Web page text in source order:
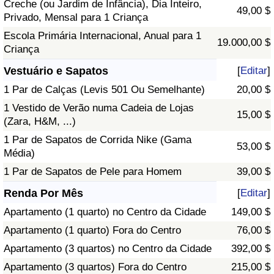
Creche (ou Jardim de Infância), Dia Inteiro,
Privado, Mensal para 1 Criança
49,00 $
Escola Primária Internacional, Anual para 1
Criança
19.000,00 $
Vestuário e Sapatos [Editar]
1 Par de Calças (Levis 501 Ou Semelhante)
20,00 $
1 Vestido de Verão numa Cadeia de Lojas
(Zara, H&M, ...)
15,00 $
1 Par de Sapatos de Corrida Nike (Gama
Média)
53,00 $
1 Par de Sapatos de Pele para Homem 39,00 $
Renda Por Mês [Editar]
Apartamento (1 quarto) no Centro da Cidade
149,00 $
Apartamento (1 quarto) Fora do Centro
76,00 $
Apartamento (3 quartos) no Centro da Cidade
392,00 $
Apartamento (3 quartos) Fora do Centro
215,00 $